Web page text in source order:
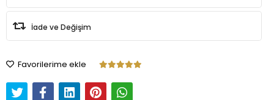
İade ve Değişim
Favorilerime ekle